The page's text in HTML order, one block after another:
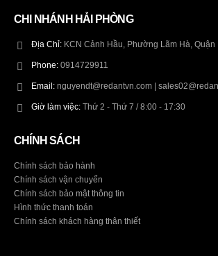
CHI NHÁNH HẢI PHÒNG
Địa Chỉ: KCN Cảnh Hầu, Phường Lãm Hà, Quận
Phone: 0914729911
Email: nguyendt@redantvn.com |
Giờ làm việc: Thứ 2 - Thứ 7 / 8:00 - 17:30
CHÍNH SÁCH
Chính sách bảo hành
Chính sách vận chuyển
Chính sách bảo mật thông tin
Hình thức thanh toán
Chính sách khách hàng thân thiết